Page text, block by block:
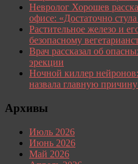
Невролог Хорошев
офисе: «Достаточно
Растительное железо и
безопасному
Врач рассказал об
эрекции
Ночной киллер
назвала главную
Архивы
Июль 2026
Июнь 2026
Май 2026